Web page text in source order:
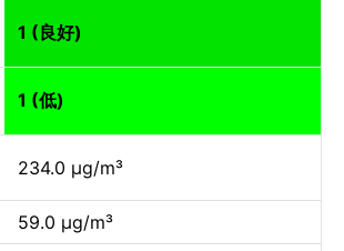
1 (良好)
1 (低)
234.0 µg/m³
59.0 µg/m³